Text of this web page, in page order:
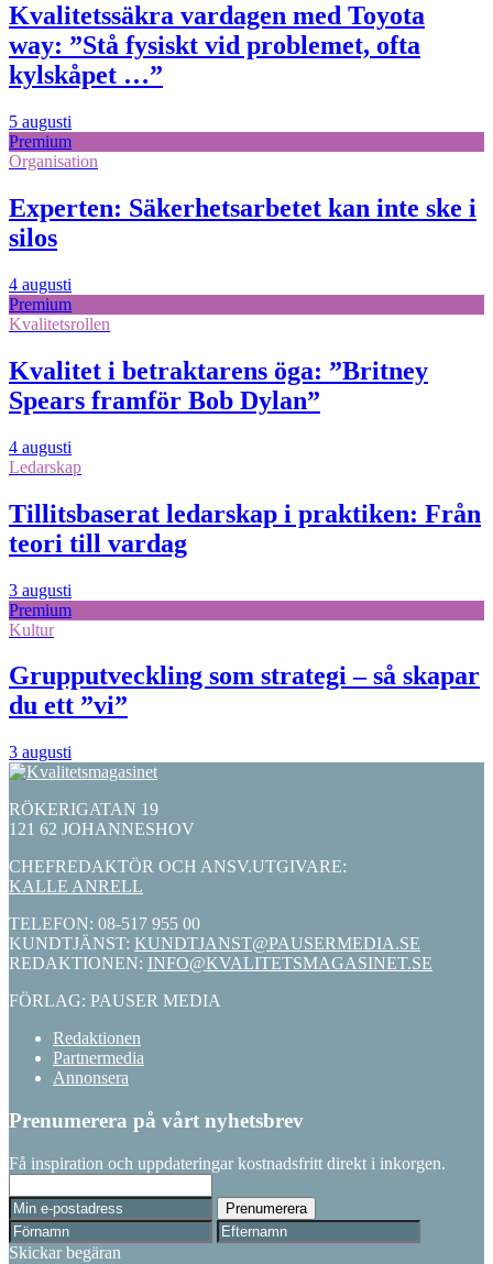
Kvalitetssäkra vardagen med Toyota
way: ”Stå fysiskt vid problemet, ofta
kylskåpet …”
5 augusti
Premium
Organisation
Experten: Säkerhetsarbetet kan inte ske i
silos
4 augusti
Premium
Kvalitetsrollen
Kvalitet i betraktarens öga: ”Britney
Spears framför Bob Dylan”
4 augusti
Ledarskap
Tillitsbaserat ledarskap i praktiken: Från
teori till vardag
3 augusti
Premium
Kultur
Grupputveckling som strategi – så skapar
du ett ”vi”
3 augusti
RÖKERIGATAN 19
121 62 JOHANNESHOV
CHEFREDAKTÖR OCH ANSV.UTGIVARE:
KALLE ANRELL
TELEFON: 08-517 955 00
KUNDTJÄNST: KUNDTJANST@PAUSERMEDIA.SE
REDAKTIONEN: INFO@KVALITETSMAGASINET.SE
FÖRLAG: PAUSER MEDIA
Redaktionen
Partnermedia
Annonsera
Prenumerera på vårt nyhetsbrev
Få inspiration och uppdateringar kostnadsfritt direkt i inkorgen.
Skickar begäran